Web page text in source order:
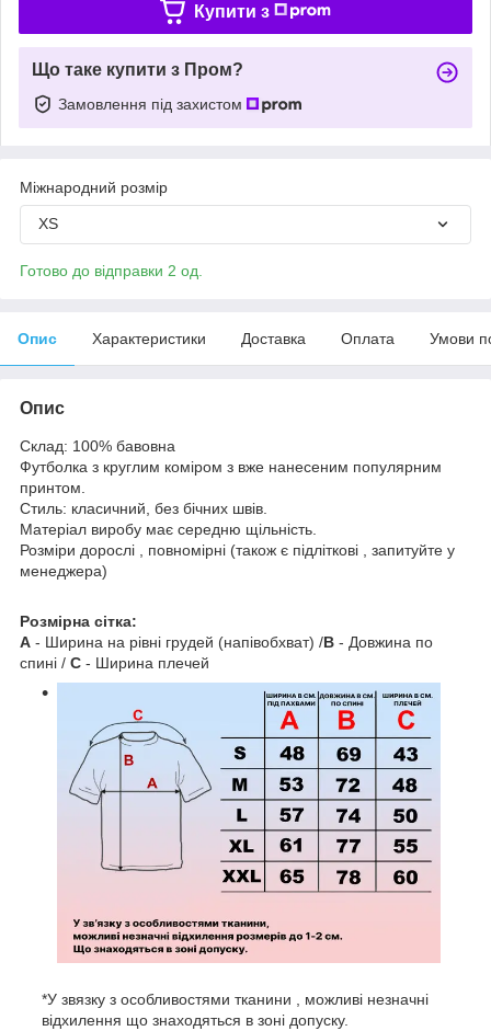
Купити з
Що таке купити з Пром?
Замовлення під захистом
Міжнародний розмір
XS
Готово до відправки 2 од.
Опис Характеристики Доставка Оплата Умови
Опис
Склад: 100% бавовна
Футболка з круглим коміром з вже нанесеним популярним
принтом.
Стиль: класичний, без бічних швів.
Матеріал виробу має середню щільність.
Розміри дорослі , повномірні (також є підліткові , запитуйте у
менеджера)
Розмірна сітка:
A - Ширина на рівні грудей (напівобхват) /B - Довжина по
спині / C - Ширина плечей
*У звязку з особливостями тканини , можливі незначні
відхилення що знаходяться в зоні допуску.